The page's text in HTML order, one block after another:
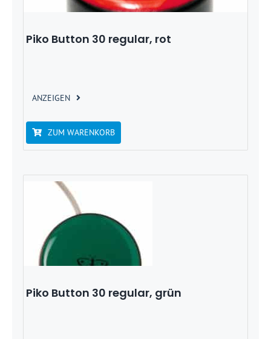
Piko Button 30 regular, rot
ANZEIGEN
ZUM WARENKORB
Piko Button 30 regular, grün